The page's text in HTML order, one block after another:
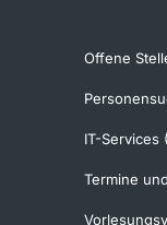
Offene
IT-Services
Termine